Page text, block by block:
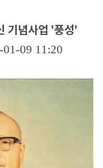
기념사업 '풍성'
01-09 11:20